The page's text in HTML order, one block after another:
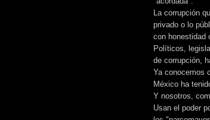
La corrupción
privado o lo
con honestidad
Políticos,
de corrupción,
Ya conocemos
México ha
Y nosotros,
Usan el poder